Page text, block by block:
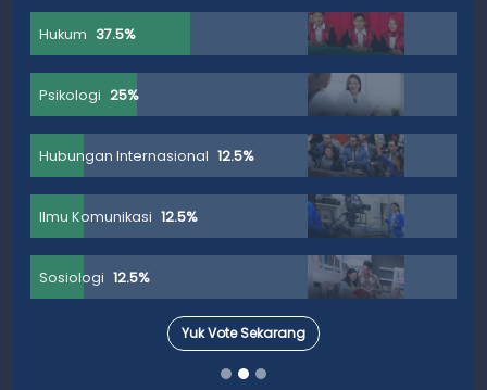
Hukum 37.5%
Psikologi 25%
Hubungan Internasional 12.5%
Ilmu Komunikasi 12.5%
Sosiologi 12.5%
Yuk Vote Sekarang